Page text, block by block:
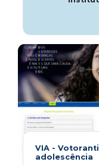
VIA -
adolescência